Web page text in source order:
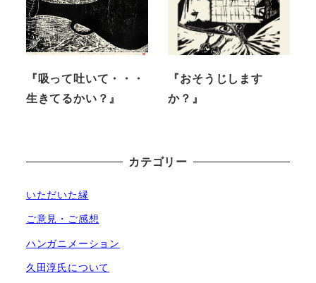
『吸って吐いて・・・
生きてるかい？』
『おそうじします
か？』
カテゴリー
いただいた縁
ご意見・ご感想
ハンガニメーション
久田淳氏について